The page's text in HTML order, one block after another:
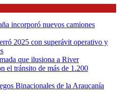
incorporó nuevos camiones
2025 con superávit operativo y
que ilusiona a River
el tránsito de más de 1.200
Binacionales de la Araucanía